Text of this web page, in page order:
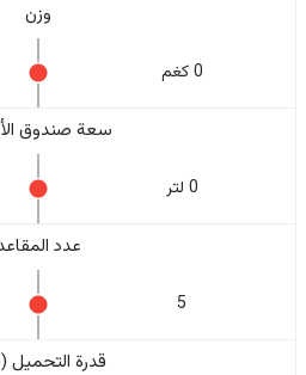
وزن
0 كغم
سعة صندوق
0 لتر
عدد
5
قدرة